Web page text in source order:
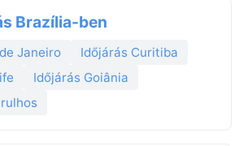
Brazília-ben
Janeiro
Időjárás Curitiba
Időjárás Goiânia